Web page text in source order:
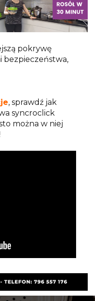
pokrywę
bezpieczeństwa,
, sprawdź jak
syncroclick
można w niej